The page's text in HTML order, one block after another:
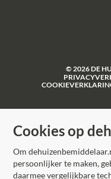
© 2026DE
Cookies op
Om
persoonlijker te maken,
daarmee vergelijkbare